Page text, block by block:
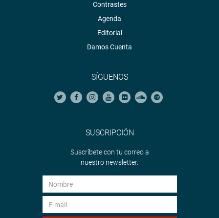
Contrastes
Agenda
Editorial
Damos Cuenta
SÍGUENOS
SUSCRIPCIÓN
Suscríbete con tu correo a
nuestro newsletter.